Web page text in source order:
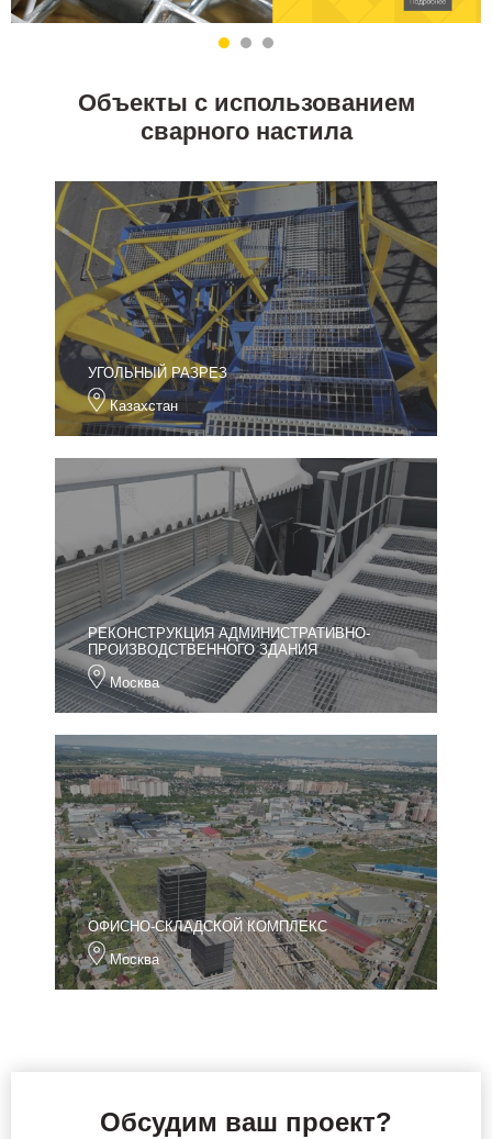
Объекты с использованием
сварного настила
УГОЛЬНЫЙ РАЗРЕЗ
Казахстан
РЕКОНСТРУКЦИЯ АДМИНИСТРАТИВНО-
ПРОИЗВОДСТВЕННОГО ЗДАНИЯ
Москва
ОФИСНО-СКЛАДСКОЙ КОМПЛЕКС
Москва
Обсудим ваш проект?